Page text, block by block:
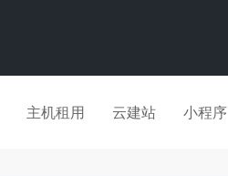
主机租用 云建站 小程序